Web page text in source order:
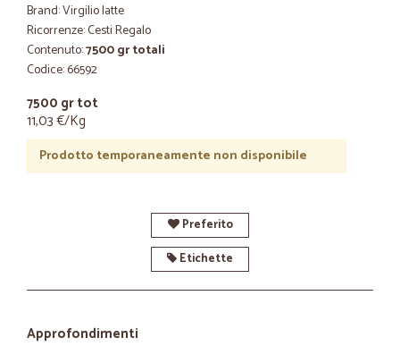
Brand: Virgilio latte
Ricorrenze: Cesti Regalo
Contenuto:7500 gr totali
Codice: 66592
7500 gr tot
11,03 €/Kg
Prodotto temporaneamente non disponibile
Preferito
Etichette
Approfondimenti